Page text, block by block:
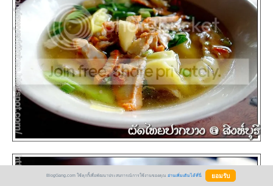
BlogGang.com ใช้คุกกี้เพื่อพัฒนาประสบการณ์การใช้งานของคุณ อ่านเพิ่มเติมได้ที่นี่